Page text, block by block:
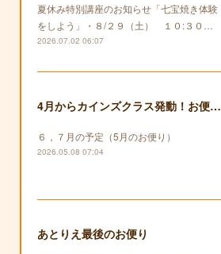
夏休み特別講座のお知らせ「七宝焼き体験
をしよう」・８/２９（土） １０:３０…
2026.07.02 06:07
4月からカインズクラス発動！お便りも復活します！
６，７月の予定（5月のお便り）
2026.05.08 07:04
あとりえ最後のお便り